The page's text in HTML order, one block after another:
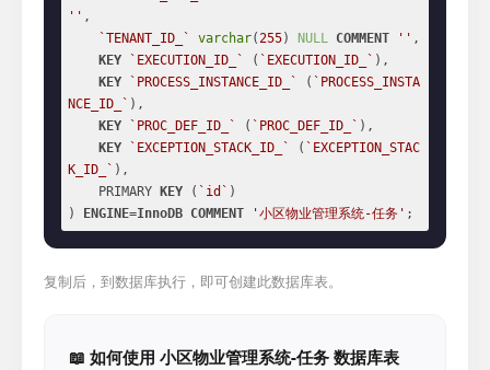
'' ,
`TENANT_ID_`
varchar(255) NULL COMMENT '' ,
KEY
`EXECUTION_ID_` ( `EXECUTION_ID_` ),
KEY
`PROCESS_INSTANCE_ID_` ( `PROCESS_INSTA
NCE_ID_` ),
KEY
`PROC_DEF_ID_` ( `PROC_DEF_ID_` ),
KEY
`EXCEPTION_STACK_ID_` ( `EXCEPTION_STAC
K_ID_` ),
    PRIMARY
KEY ( `id` )
)
ENGINE=InnoDB COMMENT '小区物业管理系统-任务' ;
复制后，到数据库执行，即可创建此数据库表。
📖 如何使用 小区物业管理系统-任务 数据库表